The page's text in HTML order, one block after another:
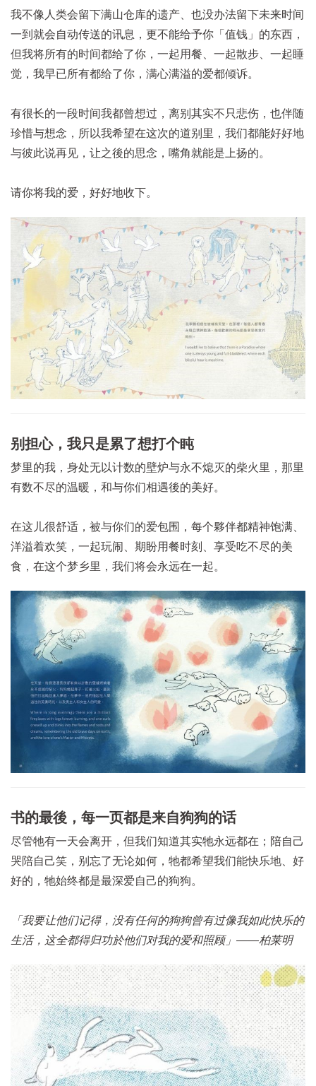
我不像人类会留下满山仓库的遗产、也没办法留下未来时间
一到就会自动传送的讯息，更不能给予你「值钱」的东西，
但我将所有的时间都给了你，一起用餐、一起散步、一起睡
觉，我早已所有都给了你，满心满溢的爱都倾诉。
有很长的一段时间我都曾想过，离别其实不只悲伤，也伴随
珍惜与想念，所以我希望在这次的道别里，我们都能好好地
与彼此说再见，让之後的思念，嘴角就能是上扬的。
请你将我的爱，好好地收下。
别担心，我只是累了想打个盹
梦里的我，身处无以计数的壁炉与永不熄灭的柴火里，那里
有数不尽的温暖，和与你们相遇後的美好。
在这儿很舒适，被与你们的爱包围，每个夥伴都精神饱满、
洋溢着欢笑，一起玩闹、期盼用餐时刻、享受吃不尽的美
食，在这个梦乡里，我们将会永远在一起。
书的最後，每一页都是来自狗狗的话
尽管牠有一天会离开，但我们知道其实牠永远都在；陪自己
哭陪自己笑，别忘了无论如何，牠都希望我们能快乐地、好
好的，牠始终都是最深爱自己的狗狗。
「我要让他们记得，没有任何的狗狗曾有过像我如此快乐的
生活，这全都得归功於他们对我的爱和照顾」——柏莱明